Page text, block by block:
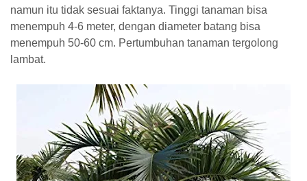
namun itu tidak sesuai faktanya. Tinggi tanaman bisa
menempuh 4-6 meter, dengan diameter batang bisa
menempuh 50-60 cm. Pertumbuhan tanaman tergolong
lambat.